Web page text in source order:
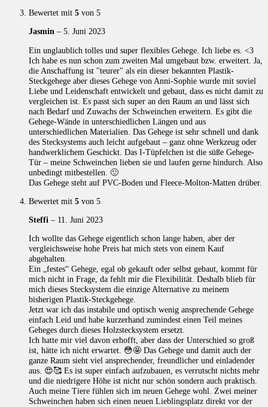
Bewertet mit 5 von 5
Jasmin – 5. Juni 2023
Ein unglaublich tolles und super flexibles Gehege. Ich liebe es. <3
Ich habe es nun schon zum zweiten Mal umgebaut bzw. erweitert. Ja,
die Anschaffung ist "teurer" als ein dieser bekannten Plastik-
Steckgehege aber dieses Gehege von Anni-Sophie wurde mit soviel
Liebe und Leidenschaft entwickelt und gebaut, dass es nicht damit zu
vergleichen ist. Es passt sich super an den Raum an und lässt sich
nach Bedarf und Zuwachs der Schweinchen erweitern. Es gibt die
Gehege-Wände in unterschiedlichen Längen und aus
unterschiedlichen Materialien. Das Gehege ist sehr schnell und dank
des Stecksystems auch leicht aufgebaut – ganz ohne Werkzeug oder
handwerklichem Geschickt. Das I-Tüpfelchen ist die süße Gehege-
Tür – meine Schweinchen lieben sie und laufen gerne hindurch. Also
unbedingt mitbestellen. 🙂
Das Gehege steht auf PVC-Boden und Fleece-Molton-Matten drüber.
Bewertet mit 5 von 5
Steffi – 11. Juni 2023
Ich wollte das Gehege eigentlich schon lange haben, aber der
vergleichsweise hohe Preis hat mich stets von einem Kauf
abgehalten.
Ein „festes“ Gehege, egal ob gekauft oder selbst gebaut, kommt für
mich nicht in Frage, da fehlt mir die Flexibilität. Deshalb blieb für
mich dieses Stecksystem die einzige Alternative zu meinem
bisherigen Plastik-Steckgehege.
Jetzt war ich das instabile und optisch wenig ansprechende Gehege
einfach Leid und habe kurzerhand zumindest einen Teil meines
Geheges durch dieses Holzstecksystem ersetzt.
Ich hatte mir viel davon erhofft, aber dass der Unterschied so groß
ist, hätte ich nicht erwartet. 😳🤩 Das Gehege und damit auch der
ganze Raum sieht viel ansprechender, freundlicher und einladender
aus. 😍🥰 Es ist super einfach aufzubauen, es verrutscht nichts mehr
und die niedrigere Höhe ist nicht nur schön sondern auch praktisch.
Auch meine Tiere fühlen sich im neuen Gehege wohl. Zwei meiner
Schweinchen haben sich einen neuen Lieblingsplatz direkt vor der